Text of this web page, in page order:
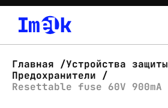
О нас
Главная
Устройства защиты
Предохранители
Resettable fuse 60V 900mA